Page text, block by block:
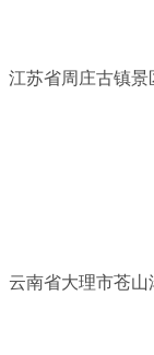
江苏省周庄古镇景
云南省大理市苍山